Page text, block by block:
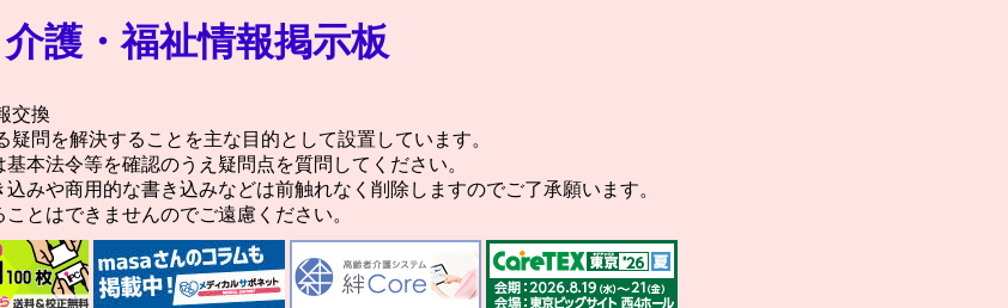
介護・福祉情報掲示板
交換
疑問を解決することを主な目的として設置しています。
本法令等を確認のうえ疑問点を質問してください。
みや商用的な書き込みなどは前触れなく削除しますのでご了承願います。
とはできませんのでご遠慮ください。